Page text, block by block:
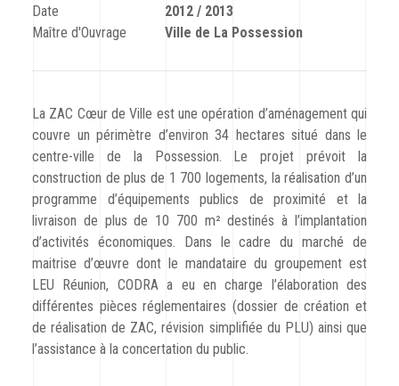
Nos références
Contact
Date
2012 / 2013
Maître d'Ouvrage
Ville de La Possession
La ZAC Cœur de Ville est une opération d’aménagement qui
couvre un périmètre d’environ 34 hectares situé dans le
centre-ville de la Possession. Le projet prévoit la
construction de plus de 1 700 logements, la réalisation d’un
programme d’équipements publics de proximité et la
livraison de plus de 10 700 m² destinés à l’implantation
d’activités économiques. Dans le cadre du marché de
maitrise d’œuvre dont le mandataire du groupement est
LEU Réunion, CODRA a eu en charge l’élaboration des
différentes pièces réglementaires (dossier de création et
de réalisation de ZAC, révision simplifiée du PLU) ainsi que
l’assistance à la concertation du public.